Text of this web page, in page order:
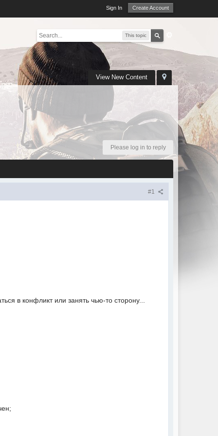
Sign In Create Account
This topic
View New Content
Please log in to reply
#1
в конфликт или занять чью-то сторону...